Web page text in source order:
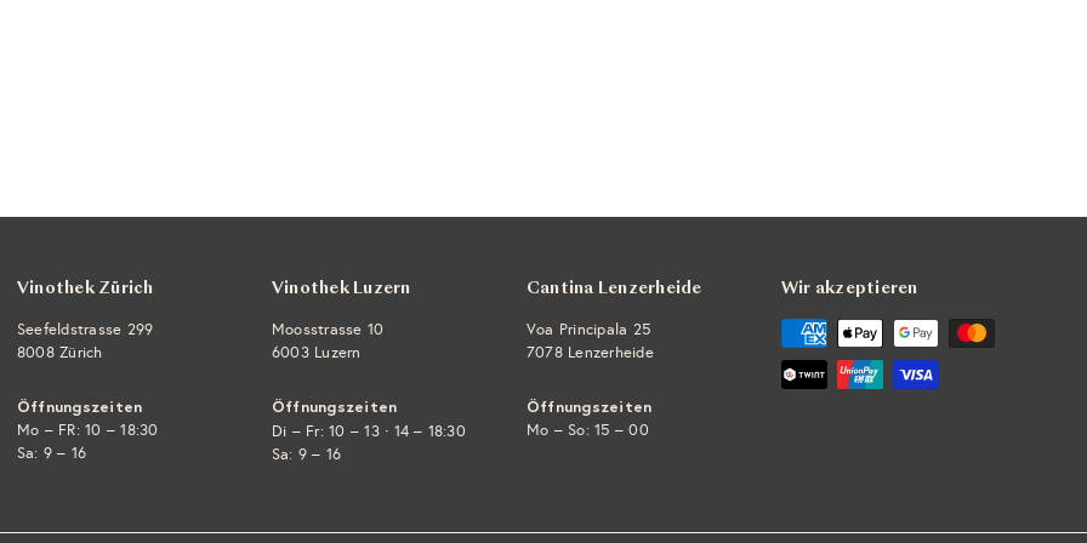
Vinothek Zürich
Seefeldstrasse 299
8008 Zürich
Öffnungszeiten
Mo – FR: 10 – 18:30
Sa: 9 – 16
Vinothek Luzern
Moosstrasse 10
6003 Luzern
Öffnungszeiten
Di – Fr: 10 – 13 · 14 – 18:30
Sa: 9 – 16
Cantina Lenzerheide
Voa Principala 25
7078 Lenzerheide
Öffnungszeiten
Mo – So: 15 – 00
Wir akzeptieren